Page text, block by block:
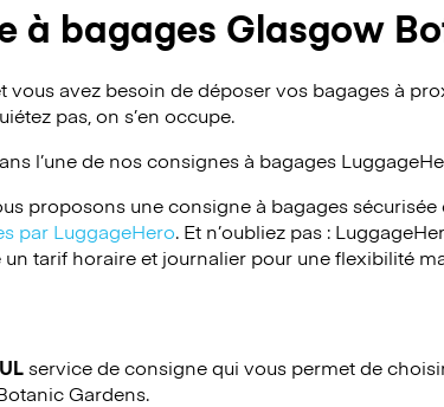
à bagages Glasgow
vous avez besoin de déposer vos bagages à
pas, on s’en occupe.
l’une de nos consignes à bagages
proposons une consigne à bagages sécurisée
par LuggageHero. Et n’oubliez pas :
tarif horaire et journalier pour une flexibilité
service de consigne qui vous permet de
Gardens.